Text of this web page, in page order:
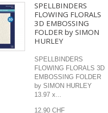
SPELLBINDERS
FLOWING FLORALS
3D EMBOSSING
FOLDER by SIMON
HURLEY
SPELLBINDERS
FLOWING FLORALS 3D
EMBOSSING FOLDER
by SIMON HURLEY
13.97 x...
12.90 CHF